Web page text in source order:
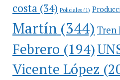
costa(34) Policiales(1)
Martín(344) Tren
Febrero (194)
Vicente López